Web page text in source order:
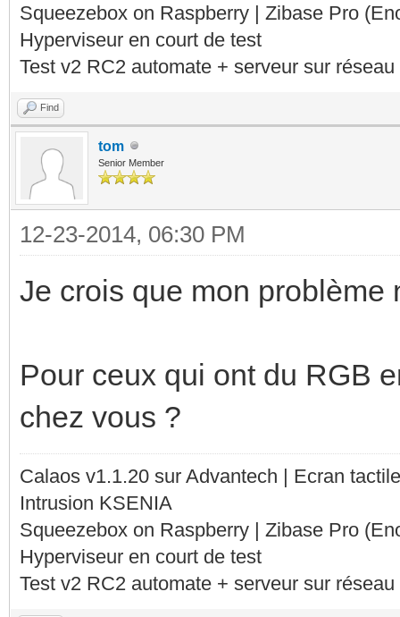
Squeezebox on Raspberry | Zibase Pro
Hyperviseur en court de test
Test v2 RC2 automate + serveur sur
Find
tom
Senior Member
12-23-2014, 06:30 PM
Je crois que mon problème
Pour ceux qui ont du RGB
chez vous ?
Calaos v1.1.20 sur Advantech | Ecran
Intrusion KSENIA
Squeezebox on Raspberry | Zibase Pro
Hyperviseur en court de test
Test v2 RC2 automate + serveur sur